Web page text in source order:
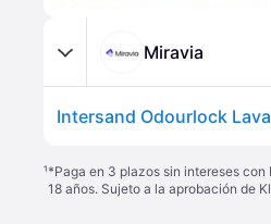
Miravia
¹*Paga en 3 plazos sin intereses con
18 años. Sujeto a la aprobación de